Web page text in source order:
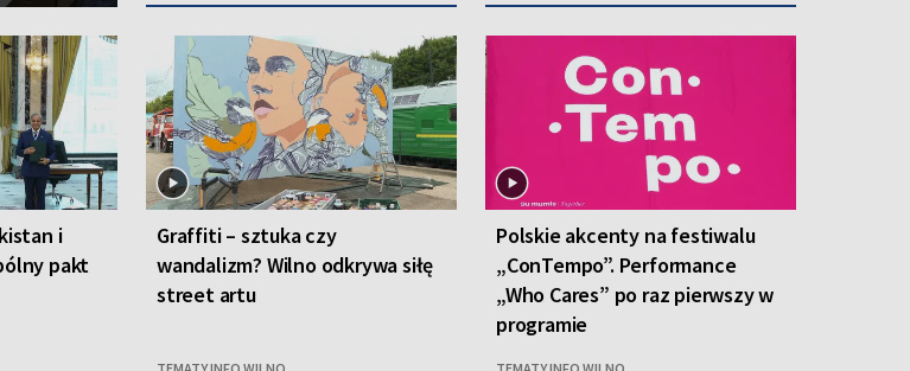
i
pakt
Graffiti – sztuka czy
wandalizm? Wilno odkrywa siłę
street artu
Polskie akcenty na festiwalu
„ConTempo”. Performance
„Who Cares” po raz pierwszy w
programie